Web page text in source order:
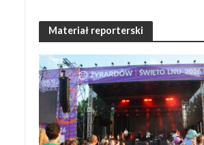
Materiał reporterski